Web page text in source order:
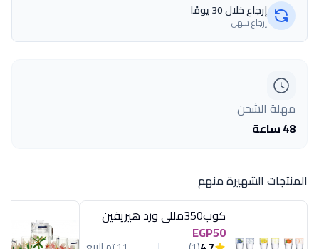
إرجاع خلال 30 يومًا
إرجاع سهل
مهلة الشحن
48 ساعة
المنتجات الشهيرة منهم
كوب350مللى ورد هيريفين
EGP50